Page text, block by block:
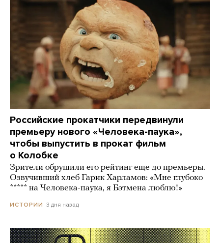
Российские прокатчики передвинули
премьеру нового «Человека-паука»,
чтобы выпустить в прокат фильм
о Колобке
Зрители обрушили его рейтинг еще до премьеры.
Озвучивший хлеб Гарик Харламов: «Мне глубоко
***** на Человека-паука, я Бэтмена люблю!»
ИСТОРИИ 3 дня назад